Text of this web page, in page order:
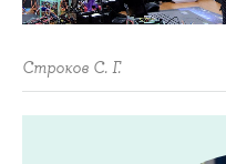
Строков С. Г.